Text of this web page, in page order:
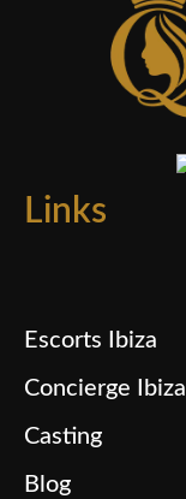
Links
Escorts Ibiza
Concierge Ibiza
Casting
Blog